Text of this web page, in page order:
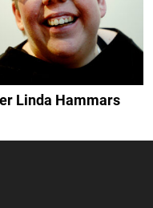
Linda Hammars